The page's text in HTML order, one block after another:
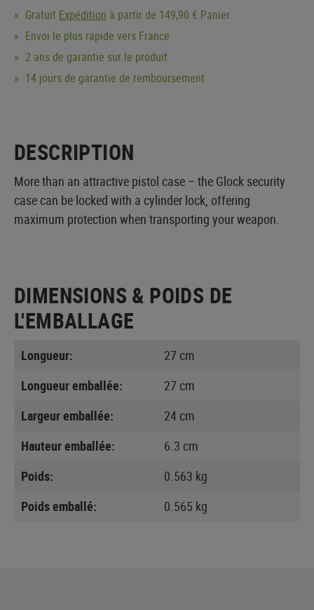
Gratuit Expédition à partir de 149,90 € Panier
Envoi le plus rapide vers France
2 ans de garantie sur le produit
14 jours de garantie de remboursement
DESCRIPTION
More than an attractive pistol case – the Glock security
case can be locked with a cylinder lock, offering
maximum protection when transporting your weapon.
DIMENSIONS & POIDS DE
L'EMBALLAGE
Longueur:
27 cm
Longueur emballée:
27 cm
Largeur emballée:
24 cm
Hauteur emballée:
6.3 cm
Poids:
0.563 kg
Poids emballé:
0.565 kg